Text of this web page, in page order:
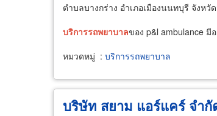
ตำบลบางกร่าง อำเภอเมืองนนทบุรี จังหวั
บริการรถพยาบาลของ p&l ambulance มี
หมวดหมู่ : บริการรถพยาบาล
บริษัท สยาม แอร์แคร์ จำกั